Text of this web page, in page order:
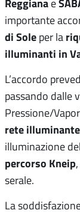
e
importante
di Sole per la
illuminanti in
L’accordo
passando dalle
Pressione/
rete
illuminazione
percorso Kneip
serale.
La